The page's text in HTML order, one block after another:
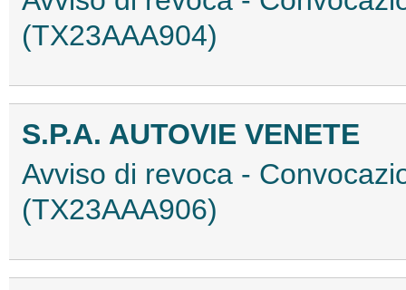
(TX23AAA904)
S.P.A. AUTOVIE VENETE
Avviso di revoca -
(TX23AAA906)